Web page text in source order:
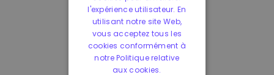
l'expérience utilisateur. En
utilisant notre site Web,
vous acceptez tous les
cookies conformément à
notre Politique relative
aux cookies.